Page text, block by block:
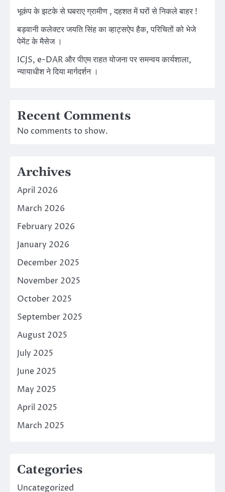
भूकंप के झटके से घबराए ग्रामीण , दहशत में घरों से निकले बाहर !
बड़वानी कलेक्टर जयति सिंह का व्हाट्सऐप हैक, परिचितों को भेजे
पेमेंट के मैसेज ।
ICJS, e-DAR और पीएम राहत योजना पर समन्वय कार्यशाला,
न्यायाधीश ने दिया मार्गदर्शन ।
Recent Comments
No comments to show.
Archives
April 2026
March 2026
February 2026
January 2026
December 2025
November 2025
October 2025
September 2025
August 2025
July 2025
June 2025
May 2025
April 2025
March 2025
Categories
Uncategorized